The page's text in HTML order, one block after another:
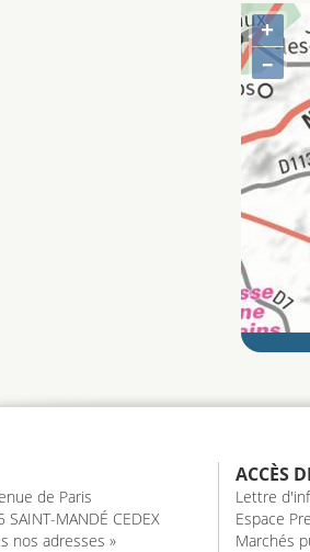
+
–
de Paris
SAINT-MANDÉ CEDEX
nos adresses »
ACCÈS
Lettre
Espace
Marchés